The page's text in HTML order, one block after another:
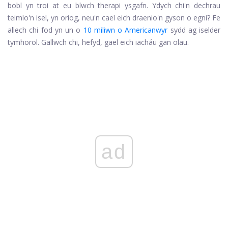
bobl yn troi at eu blwch therapi ysgafn. Ydych chi'n dechrau
teimlo'n isel, yn oriog, neu'n cael eich draenio'n gyson o egni? Fe
allech chi fod yn un o 10 miliwn o Americanwyrsydd ag iselder
tymhorol. Gallwch chi, hefyd, gael eich iacháu gan olau.
ad